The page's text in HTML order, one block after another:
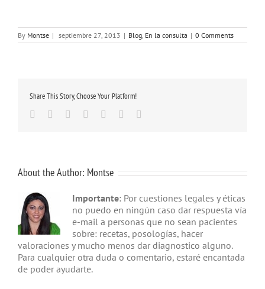
By Montse | septiembre 27, 2013 | Blog, En la consulta | 0 Comments
Share This Story, Choose Your Platform!
Facebook
TwitterLinkedinGoogle+
TumblrPinterest
About the Author: Montse
Importante: Por cuestiones legales y éticas
no puedo en ningún caso dar respuesta vía
e-mail a personas que no sean pacientes
sobre: recetas, posologías, hacer
valoraciones y mucho menos dar diagnostico alguno.
Para cualquier otra duda o comentario, estaré encantada
de poder ayudarte.